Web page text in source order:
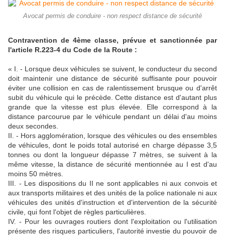
Avocat permis de conduire - non respect distance de sécurité
Contravention de 4ème classe, prévue et sanctionnée par
l'article R.223-4 du Code de la Route :
« I. - Lorsque deux véhicules se suivent, le conducteur du second
doit maintenir une distance de sécurité suffisante pour pouvoir
éviter une collision en cas de ralentissement brusque ou d'arrêt
subit du véhicule qui le précède. Cette distance est d'autant plus
grande que la vitesse est plus élevée. Elle correspond à la
distance parcourue par le véhicule pendant un délai d'au moins
deux secondes.
II. - Hors agglomération, lorsque des véhicules ou des ensembles
de véhicules, dont le poids total autorisé en charge dépasse 3,5
tonnes ou dont la longueur dépasse 7 mètres, se suivent à la
même vitesse, la distance de sécurité mentionnée au I est d'au
moins 50 mètres.
III. - Les dispositions du II ne sont applicables ni aux convois et
aux transports militaires et des unités de la police nationale ni aux
véhicules des unités d'instruction et d'intervention de la sécurité
civile, qui font l'objet de règles particulières.
IV. - Pour les ouvrages routiers dont l'exploitation ou l'utilisation
présente des risques particuliers, l'autorité investie du pouvoir de